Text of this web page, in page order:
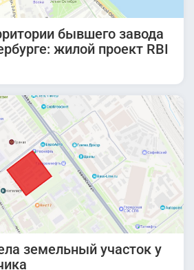
бывшего завода
жилой проект RBI
земельный участок у